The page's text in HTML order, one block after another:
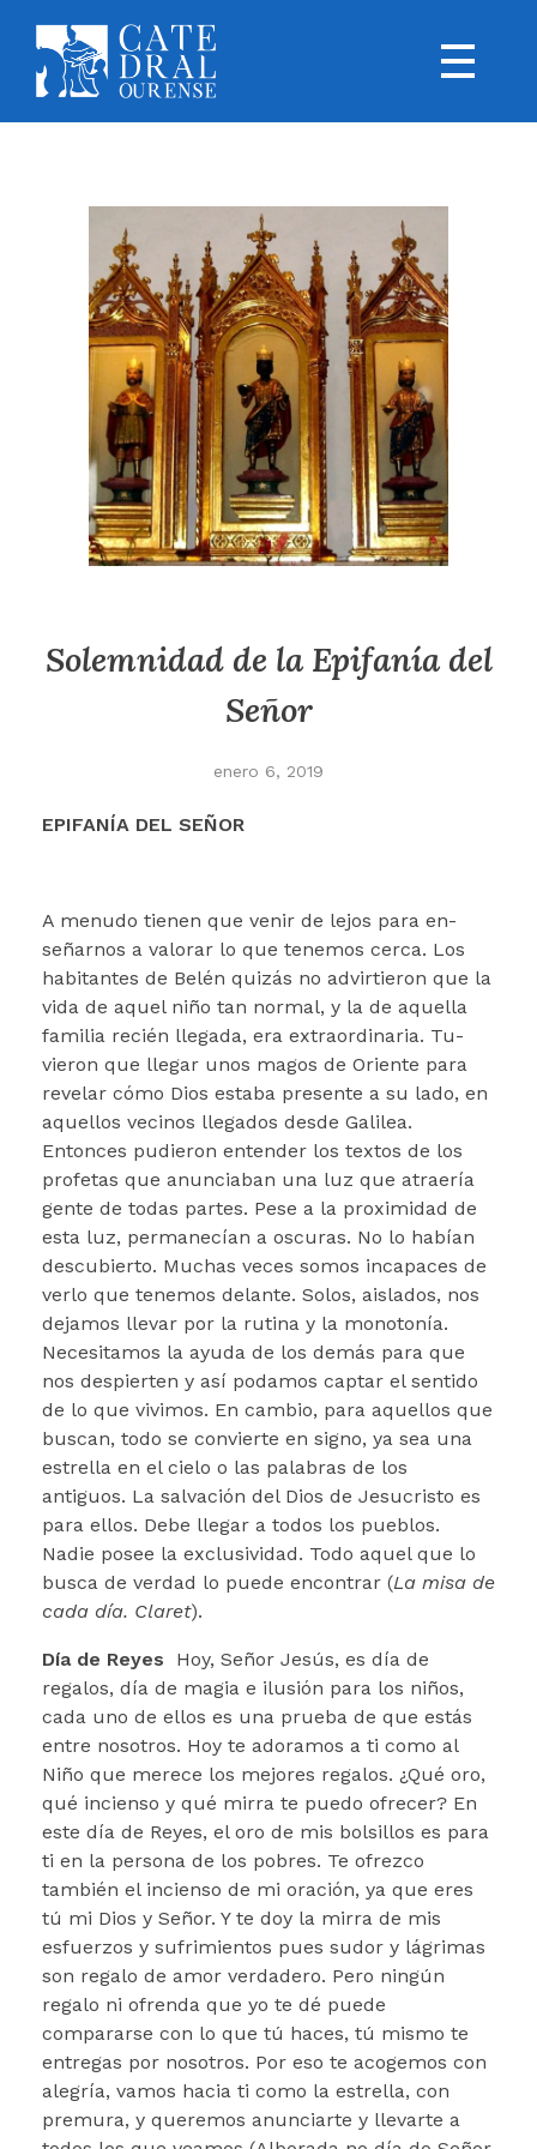
Solemnidad de la Epifanía del
Señor
enero 6, 2019
EPIFANÍA DEL SEÑOR
A menudo tienen que venir de lejos para en­
señarnos a valorar lo que tenemos cerca. Los
habitantes de Belén quizás no advirtieron que la
vida de aquel niño tan normal, y la de aquella
familia recién llegada, era extraordinaria. Tu­
vieron que llegar unos magos de Oriente para
revelar cómo Dios estaba presente a su lado, en
aquellos vecinos llegados desde Galilea.
Entonces pudieron entender los textos de los
profetas que anunciaban una luz que atraería
gente de todas partes. Pese a la proximidad de
esta luz, permanecían a oscuras. No lo habían
descubierto. Muchas veces somos incapaces de
verlo que tenemos delante. Solos, aislados, nos
dejamos llevar por la rutina y la monotonía.
Necesitamos la ayuda de los demás para que
nos despierten y así podamos captar el sentido
de lo que vivimos. En cambio, para aquellos que
buscan, todo se convierte en signo, ya sea una
estrella en el cielo o las palabras de los
antiguos. La salvación del Dios de Jesucristo es
para ellos. Debe llegar a todos los pueblos.
Nadie posee la exclusividad. Todo aquel que lo
busca de verdad lo puede encontrar (La misa de
cada día. Claret).
Día de Reyes Hoy, Señor Jesús, es día de
regalos, día de magia e ilusión para los niños,
cada uno de ellos es una prueba de que estás
entre nosotros. Hoy te adoramos a ti como al
Niño que merece los mejores regalos. ¿Qué oro,
qué incienso y qué mirra te puedo ofrecer? En
este día de Reyes, el oro de mis bolsillos es para
ti en la persona de los pobres. Te ofrezco
también el incienso de mi oración, ya que eres
tú mi Dios y Señor. Y te doy la mirra de mis
esfuerzos y sufrimientos pues sudor y lágrimas
son regalo de amor verdadero. Pero ningún
regalo ni ofrenda que yo te dé puede
compararse con lo que tú haces, tú mismo te
entregas por nosotros. Por eso te acogemos con
alegría, vamos hacia ti como la estrella, con
premura, y queremos anunciarte y llevarte a